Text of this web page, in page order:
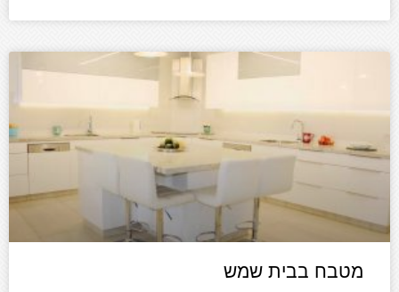
מטבח בבית שמש